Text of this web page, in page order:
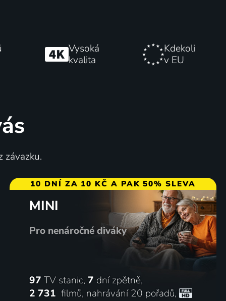
Vysoká
kvalita
Kdekoli
v EU
závazku.
10 DNÍ ZA 10 KČ A PAK 50% SLEVA
MINI
Pro nenáročné diváky
97 TV stanic, 7 dní zpětně,
2 731 filmů, nahrávání 20 pořadů,